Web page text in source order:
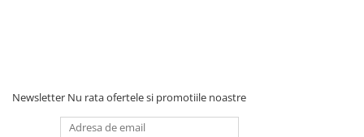
Newsletter Nu rata ofertele si promotiile noastre